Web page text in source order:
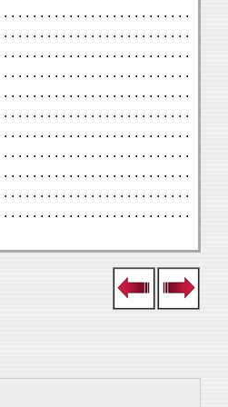
. . . . . . . . . . . . . . . . . . . . . . . . .
. . . . . . . . . . . . . . . . . . . . . . . . .
. . . . . . . . . . . . . . . . . . . . . . . . .
. . . . . . . . . . . . . . . . . . . . . . . . .
. . . . . . . . . . . . . . . . . . . . . . . . .
. . . . . . . . . . . . . . . . . . . . . . . . .
. . . . . . . . . . . . . . . . . . . . . . . . .
. . . . . . . . . . . . . . . . . . . . . . . . .
. . . . . . . . . . . . . . . . . . . . . . . . .
. . . . . . . . . . . . . . . . . . . . . . . . .
. . . . . . . . . . . . . . . . . . . . . . . . .